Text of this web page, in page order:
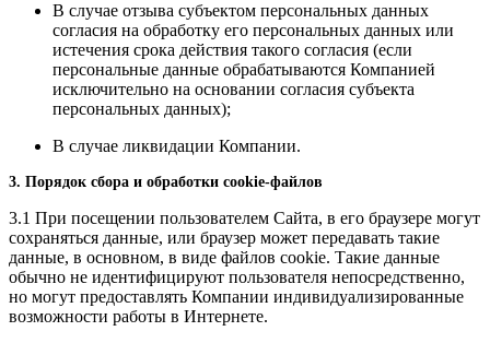
В случае отзыва субъектом персональных данных
согласия на обработку его персональных данных или
истечения срока действия такого согласия (если
персональные данные обрабатываются Компанией
исключительно на основании согласия субъекта
персональных данных);
В случае ликвидации Компании.
3. Порядок сбора и обработки cookie-файлов
3.1 При посещении пользователем Сайта, в его браузере могут
сохраняться данные, или браузер может передавать такие
данные, в основном, в виде файлов cookie. Такие данные
обычно не идентифицируют пользователя непосредственно,
но могут предоставлять Компании индивидуализированные
возможности работы в Интернете.